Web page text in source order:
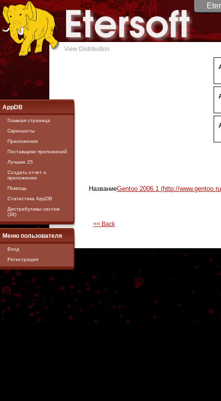
View Distribution
AppDB
Главная страница
Скриншоты
Приложения
Поставщики приложений
Лучшие 25
Создать отчет о
приложении
Помощь
Статистика AppDB
Дистрибутивы систем
(38)
Меню пользователя
Вход
Регистрация
НазваниеGentoo 2006.1 (http://
<< Back